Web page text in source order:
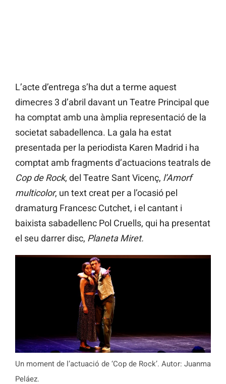
L’acte d’entrega s’ha dut a terme aquest
dimecres 3 d’abril davant un Teatre Principal que
ha comptat amb una àmplia representació de la
societat sabadellenca. La gala ha estat
presentada per la periodista Karen Madrid i ha
comptat amb fragments d’actuacions teatrals de
Cop de Rock, del Teatre Sant Vicenç, l’Amorf
multicolor, un text creat per a l’ocasió pel
dramaturg Francesc Cutchet, i el cantant i
baixista sabadellenc Pol Cruells, qui ha presentat
el seu darrer disc, Planeta Miret.
Un moment de l’actuació de ‘Cop de Rock’. Autor: Juanma
Peláez.